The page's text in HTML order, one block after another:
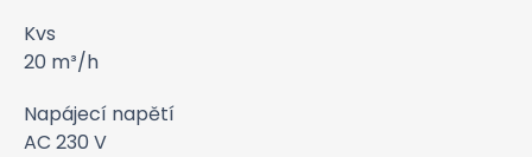
Kvs
20 m³/h
Napájecí napětí
AC 230 V